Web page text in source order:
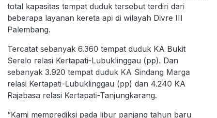
total kapasitas tempat duduk tersebut terdiri dari
beberapa layanan kereta api di wilayah Divre III
Palembang.
Tercatat sebanyak 6.360 tempat duduk KA Bukit
Serelo relasi Kertapati-Lubuklinggau (pp). Dan
sebanyak 3.920 tempat duduk KA Sindang Marga
relasi Kertapati-Lubuklinggau (pp) dan 4.240 KA
Rajabasa relasi Kertapati-Tanjungkarang.
“Kami memprediksi pada libur panjang tahun baru